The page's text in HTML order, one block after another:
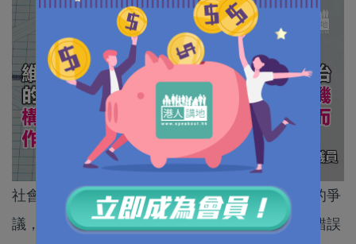
社會近年極度關注法官判案與量刑的裁決所引發的爭
議，這是由於部分法官在審判黑暴刑事案件中，錯誤